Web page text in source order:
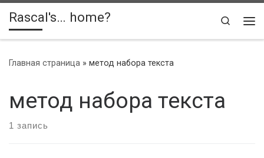
Skip to content
Rascal's… home?
Search
Главная страница » метод набора текста
метод набора текста
1 запись